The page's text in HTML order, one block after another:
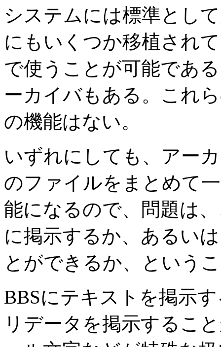
システムには標準とし
にもいくつか移植され
で使うことが可能であ
ーカイバもある。これ
の機能はない。
いずれにしても、アー
のファイルをまとめて
能になるので、問題は
に掲示するか、あるい
とができるか、という
BBSにテキストを掲示
リデータを掲示するこ